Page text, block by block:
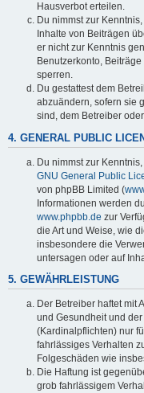
Hausverbot erteilen.
Du nimmst zur
Inhalte von Beiträgen
er nicht zur Kenntnis
Benutzerkonto,
sperren.
Du gestattest dem
abzuändern, sofern sie
sind, dem Betreiber
4. GENERAL PUBLIC
Du nimmst zur
GNU General Public
von phpBB Limited (
Informationen werden
www.phpbb.de zur
die Art und Weise, wie
insbesondere die
untersagen oder auf
5. GEWÄHRLEISTUNG
Der Betreiber haftet mit
und Gesundheit und
(Kardinalpflichten) nur
fahrlässiges Verhalten
Folgeschäden wie
Die Haftung ist
grob fahrlässigem